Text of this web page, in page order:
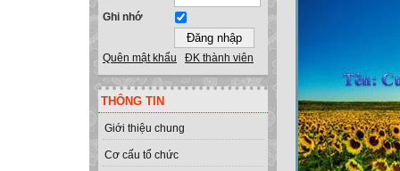
Ghi nhớ
Quên mật khẩu ĐK thành viên
THÔNG TIN
Giới thiệu chung
Cơ cấu tổ chức